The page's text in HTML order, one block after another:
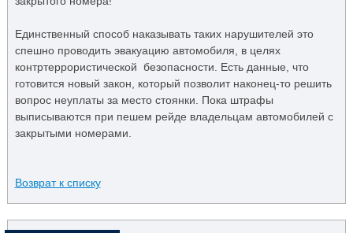
Единственный способ наказывать таких нарушителей это
спешно проводить эвакуацию автомобиля, в целях
контртеррористической безопасности. Есть данные, что
готовится новый закон, который позволит наконец-то решить
вопрос неуплаты за место стоянки. Пока штрафы
выписываются при пешем рейде владельцам автомобилей с
закрытыми номерами.
Возврат к списку